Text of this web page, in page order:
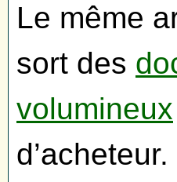
Le même
sort des
volumineux